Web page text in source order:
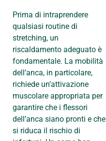
Prima di intraprendere
qualsiasi routine di
stretching, un
riscaldamento adeguato è
fondamentale. La mobilità
dell’anca, in particolare,
richiede un’attivazione
muscolare appropriata per
garantire che i flessori
dell’anca siano pronti e che
si riduca il rischio di